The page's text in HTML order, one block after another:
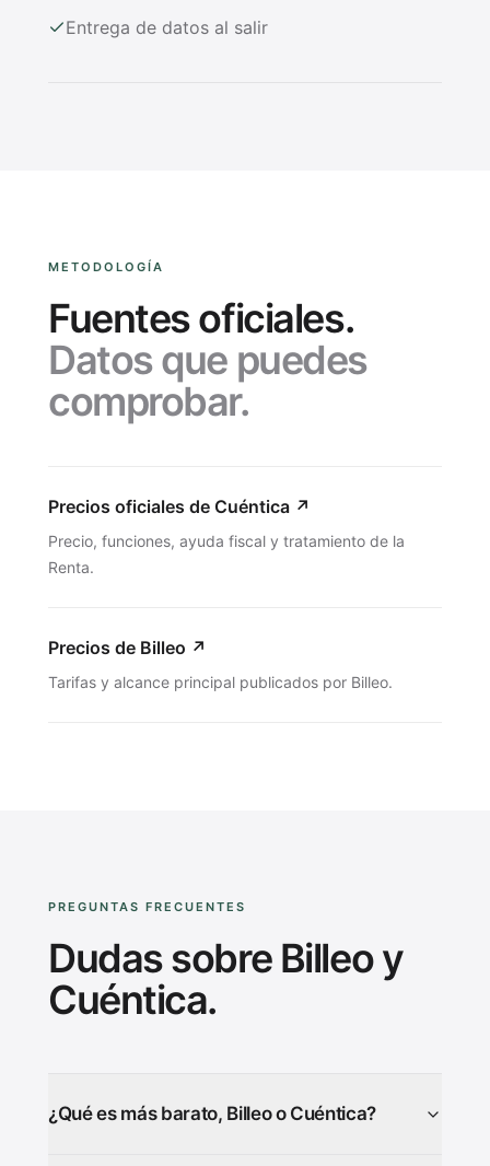
Entrega de datos al salir
METODOLOGÍA
Fuentes oficiales.
Datos que puedes
comprobar.
Precios oficiales de Cuéntica ↗
Precio, funciones, ayuda fiscal y tratamiento de la
Renta.
Precios de Billeo ↗
Tarifas y alcance principal publicados por Billeo.
PREGUNTAS FRECUENTES
Dudas sobre Billeo y
Cuéntica.
¿Qué es más barato, Billeo o Cuéntica?